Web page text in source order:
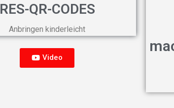
RES-QR-CODES
Anbringen kinderleicht
Video